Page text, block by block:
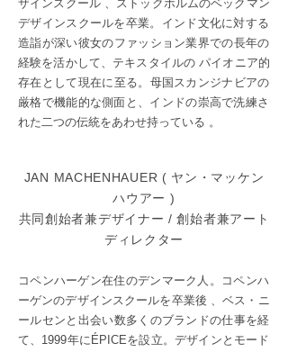
ザインスクール 、ストックホルムのベックマン
デザインスクールを卒業。インド文化に対する
造詣が深い彼女のファッション業界での長年の
経験を活かして、テキスタイルの パイオニア的
存在として現在に至る。母国スカンジナビアの
厳格で機能的な側面と、インドの崇高で洗練さ
れた二つの伝統をあわせ持っている 。
JAN MACHENHAUER ( ヤン・マッケン
ハウアー )
共同創始者兼デザイナー /創始者兼アート
ディレクター
コペンハーゲン在住のデンマーク人。コペンハ
ーゲンのデザインスクールを卒業後 、ベス・ニ
ールセンと出会い数多くのブランドの仕事を経
て、1999年にÉPICEを設立。デザインとモード